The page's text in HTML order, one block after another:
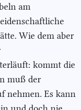
am
Wie dem aber
kommt die
muß der
nehmen. Es kann